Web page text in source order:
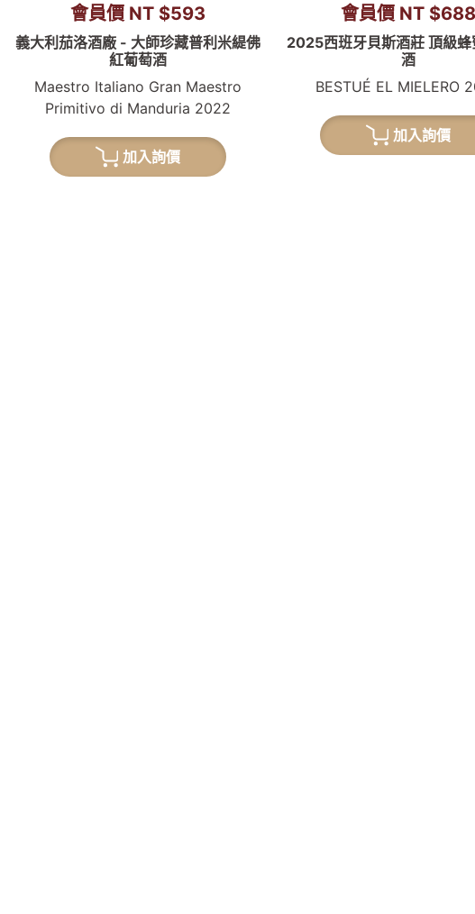
會員價 NT $593
義大利茄洛酒廠 - 大師珍藏普利米緹佛
紅葡萄酒
Maestro Italiano Gran Maestro
Primitivo di Manduria 2022
加入詢價
會員價 NT $688
2025西班牙貝斯酒莊 頂級
酒
BESTUÉ EL MIELERO
加入詢價